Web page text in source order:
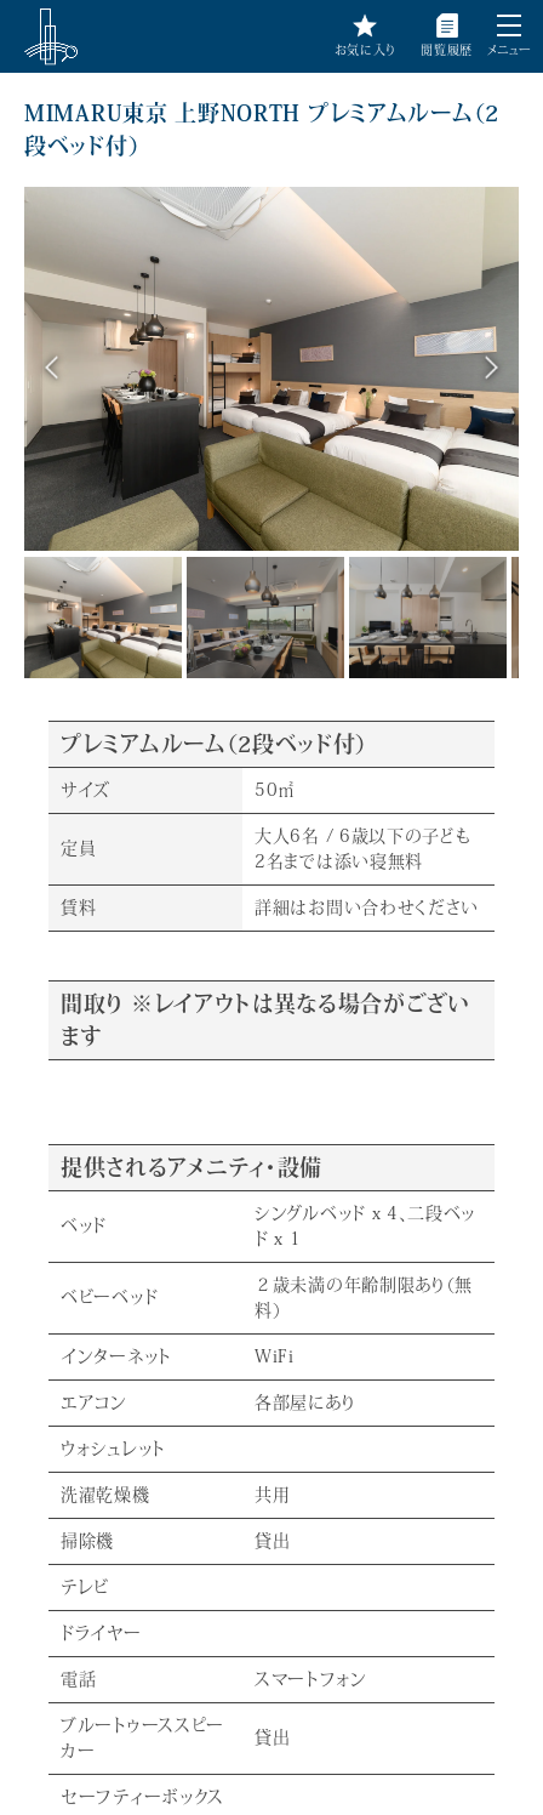
お気に入り 閲覧履歴 メニュー
MIMARU東京 上野NORTH プレミアムルーム（2
段ベッド付）
プレミアムルーム（2段ベッド付）
サイズ 50㎡
定員
大人6名 / 6歳以下の子ども
2名までは添い寝無料
賃料 詳細はお問い合わせください
間取り ※レイアウトは異なる場合がござい
ます
提供されるアメニティ・設備
ベッド
シングルベッド x 4、二段ベッ
ド x 1
ベビーベッド
２歳未満の年齢制限あり（無
料）
インターネット WiFi
エアコン 各部屋にあり
ウォシュレット
洗濯乾燥機 共用
掃除機 貸出
テレビ
ドライヤー
電話 スマートフォン
ブルートゥーススピー
カー
貸出
セーフティーボックス